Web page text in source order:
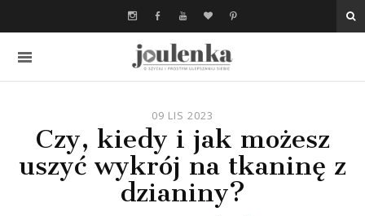
09 LIS 2023
Czy, kiedy i jak możesz
uszyć wykrój na tkaninę z
dzianiny?